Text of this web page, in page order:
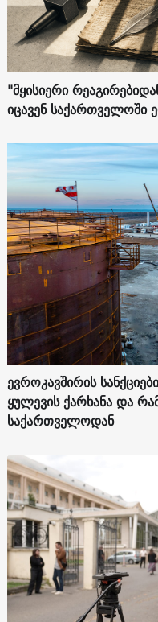
"მყისიერი
იცავენ
ევროკავშირის
ყულევის ქარხანა და
საქართველოდან